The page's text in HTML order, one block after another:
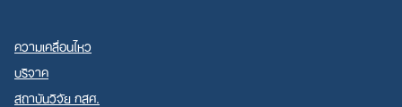
ความเคลื่อนไหว
บริจาค
สถาบันวิจัย กสศ.